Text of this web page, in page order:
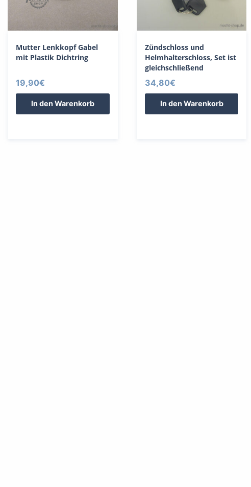
Mutter Lenkkopf Gabel
mit Plastik Dichtring
19,90€
In den Warenkorb
Zündschloss und
Helmhalterschloss, Set ist
gleichschließend
34,80€
In den Warenkorb